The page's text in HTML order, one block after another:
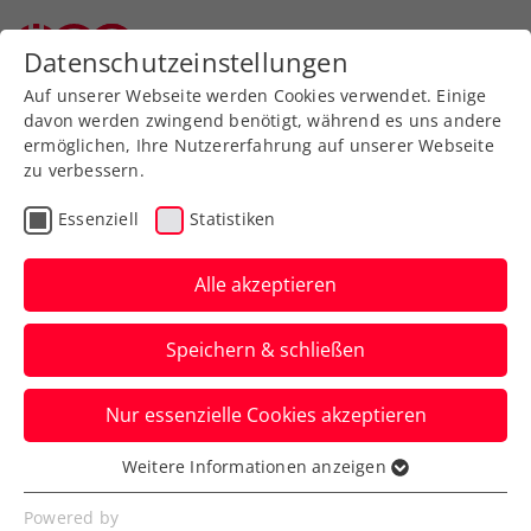
Zurück zur Newsübersicht
Kids & Jugend
WILSON ÖTV Austria
Schultenniscup:
Hochkarätiges
Bundesfinale in
Grieskirchen steht bevor
Der UTC Grieskirchen kann 2023 mit
Datenschutzeinstellungen
Auf unserer Webseite werden Cookies verwendet. Einige
davon werden zwingend benötigt, während es uns andere
ermöglichen, Ihre Nutzererfahrung auf unserer Webseite
zu verbessern.
Essenziell Statistiken
Alle akzeptieren
Speichern & schließen
Nur essenzielle Cookies akzeptieren
Essenziell
Essenzielle Cookies werden für grundlegende
Weitere Informationen anzeigen
Powered by